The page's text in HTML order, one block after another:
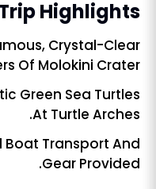
Highlights
Crystal-Clear
Of Molokini Crater.
Green Sea Turtles
At Turtle Arches.
Boat Transport And
Gear Provided.